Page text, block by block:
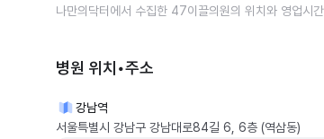
나만의닥터에서 수집한 47이끌의원의 위치와 영업시
병원 위치•주소
강남역
서울특별시 강남구 강남대로84길 6, 6층 (역삼동)